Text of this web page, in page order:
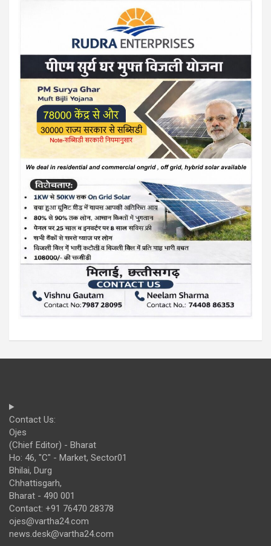
Contact Us:
Ojes
(Chief Editor) - Bharat
Ho: 46, "C" - Market, Sector01
Bhilai, Durg
Chhattisgarh,
Bharat - 490 001
Contact: +91 76470 28378
ojes@vartha24.com
news.desk@vartha24.com